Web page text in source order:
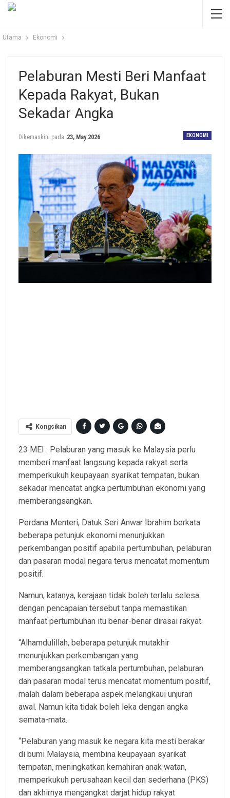
Utama Ekonomi
Pelaburan Mesti Beri Manfaat
Kepada Rakyat, Bukan
Sekadar Angka
EKONOMI
Dikemaskini pada 23, May 2026
Kongsikan
23 MEI : Pelaburan yang masuk ke Malaysia perlu
memberi manfaat langsung kepada rakyat serta
memperkukuh keupayaan syarikat tempatan, bukan
sekadar mencatat angka pertumbuhan ekonomi yang
memberangsangkan.
Perdana Menteri, Datuk Seri Anwar Ibrahim berkata
beberapa petunjuk ekonomi menunjukkan
perkembangan positif apabila pertumbuhan, pelaburan
dan pasaran modal negara terus mencatat momentum
positif.
Namun, katanya, kerajaan tidak boleh terlalu selesa
dengan pencapaian tersebut tanpa memastikan
manfaat pertumbuhan itu benar-benar dirasai rakyat.
“Alhamdulillah, beberapa petunjuk mutakhir
menunjukkan perkembangan yang
memberangsangkan tatkala pertumbuhan, pelaburan
dan pasaran modal terus mencatat momentum positif,
malah dalam beberapa aspek melangkaui unjuran
awal. Namun kita tidak boleh leka dengan angka
semata-mata.
“Pelaburan yang masuk ke negara kita mesti berakar
di bumi Malaysia, membina keupayaan syarikat
tempatan, meningkatkan kemahiran anak watan,
memperkukuh perusahaan kecil dan sederhana (PKS)
dan akhirnya mengangkat darjat hidup rakyat